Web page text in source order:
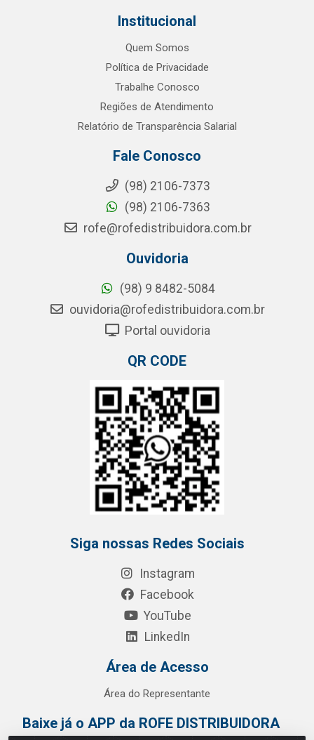
Institucional
Quem Somos
Política de Privacidade
Trabalhe Conosco
Regiões de Atendimento
Relatório de Transparência Salarial
Fale Conosco
(98) 2106-7373
(98) 2106-7363
rofe@rofedistribuidora.com.br
Ouvidoria
(98) 9 8482-5084
ouvidoria@rofedistribuidora.com.br
Portal ouvidoria
QR CODE
Siga nossas Redes Sociais
Instagram
Facebook
YouTube
LinkedIn
Área de Acesso
Área do Representante
Baixe já o APP da ROFE DISTRIBUIDORA